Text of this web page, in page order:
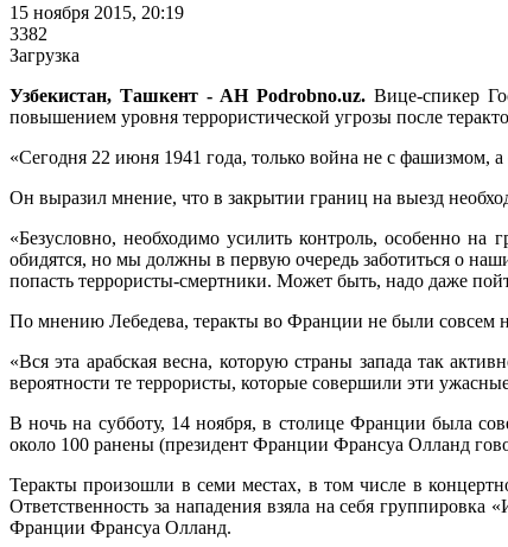
15 ноября 2015, 20:19
3382
Загрузка
Узбекистан, Ташкент - АН Podrobno.uz. Вице-спикер
повышением уровня террористической угрозы после
«Сегодня 22 июня 1941 года, только война не с фашизмом,
Он выразил мнение, что в закрытии границ на выезд
«Безусловно, необходимо усилить контроль, особенно
обидятся, но мы должны в первую очередь заботиться о
попасть террористы-смертники. Может быть, надо даже
По мнению Лебедева, теракты во Франции не были
«Вся эта арабская весна, которую страны запада так
вероятности те террористы, которые совершили эти
В ночь на субботу, 14 ноября, в столице Франции была
около 100 ранены (президент Франции Франсуа Олланд
Теракты произошли в семи местах, в том числе в
Ответственность за нападения взяла на себя группировка
Франции Франсуа Олланд.